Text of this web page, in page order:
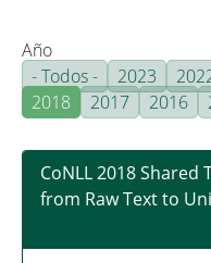
Año
- Todos -
2023
2018
2017 2016
CoNLL 2018
from Raw Text to